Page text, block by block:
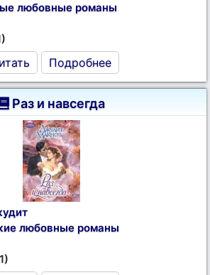
любовные романы
Подробнее
Раз и навсегда
любовные романы